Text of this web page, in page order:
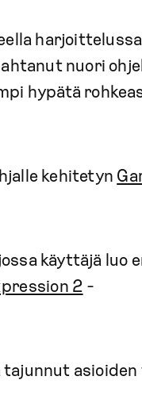
nuori
hypätä
kehitetyn
käyttäjä luo
2 -
tajunnut